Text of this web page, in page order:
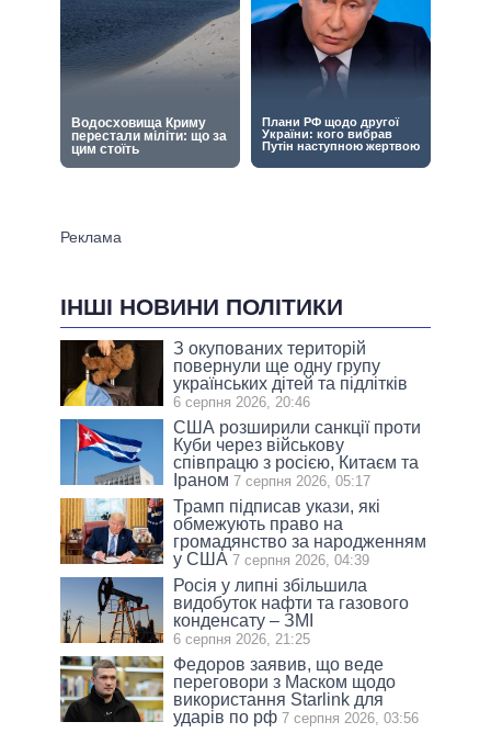
ІНШІ НОВИНИ ПОЛІТИКИ
З окупованих територій
повернули ще одну групу
українських дітей та підлітків
6 серпня 2026, 20:46
США розширили санкції проти
Куби через військову
співпрацю з росією, Китаєм та
Іраном 7 серпня 2026, 05:17
Трамп підписав укази, які
обмежують право на
громадянство за народженням
у США 7 серпня 2026, 04:39
Росія у липні збільшила
видобуток нафти та газового
конденсату – ЗМІ
6 серпня 2026, 21:25
Федоров заявив, що веде
переговори з Маском щодо
використання Starlink для
ударів по рф 7 серпня 2026, 03:56